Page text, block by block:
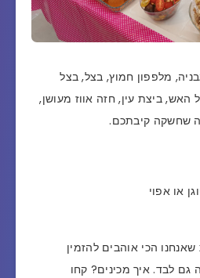
מלפפון חמוץ, בצל, בצל
האש, ביצת עין, חזה אווז מעושן,
שחשקה קיבתכם.
או אפוי
הכי אוהבים להזמין
גם לבד. איך מכינים? קחו